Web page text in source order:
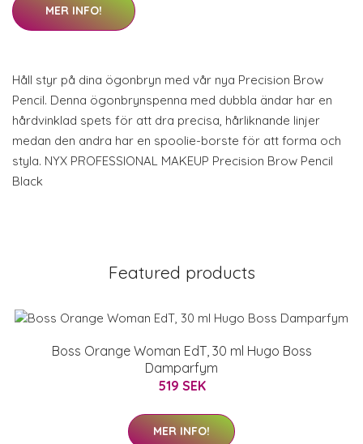
MER INFO!
Håll styr på dina ögonbryn med vår nya Precision Brow
Pencil. Denna ögonbrynspenna med dubbla ändar har en
hårdvinklad spets för att dra precisa, hårliknande linjer
medan den andra har en spoolie-borste för att forma och
styla. NYX PROFESSIONAL MAKEUP Precision Brow Pencil
Black
Featured products
Boss Orange Woman EdT, 30 ml Hugo Boss
Damparfym
519 SEK
MER INFO!